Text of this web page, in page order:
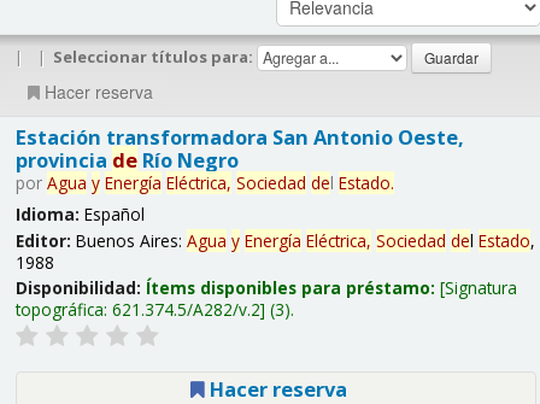
| | Seleccionar títulos para:
Hacer reserva
Estación transformadora San Antonio Oeste,
provincia deRío Negro
por Agua y Energía Eléctrica, Sociedad del Estado.
Idioma: Español
Editor: Buenos Aires: Agua y Energía Eléctrica, Sociedad del Estado,
1988
Disponibilidad: Ítems disponibles para préstamo: Signatura
topográfica: 621.374.5/A282/v.2 (3).
Hacer reserva